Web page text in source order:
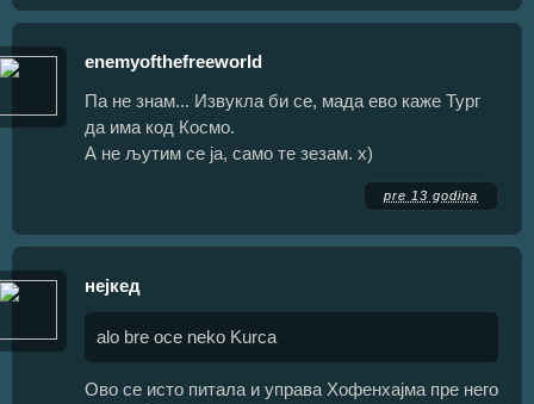
enemyofthefreeworld
Па не знам... Извукла би се, мада ево каже Тург
да има код Космо.
А не љутим се ја, само те зезам. х)
pre 13 godina
нејкед
alo bre oce neko Kurca
Ово се исто питала и управа Хофенхајма пре него